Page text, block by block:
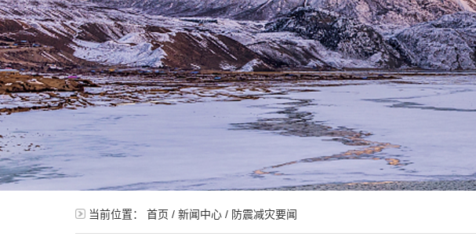
当前位置： 首页 / 新闻中心 / 防震减灾要闻